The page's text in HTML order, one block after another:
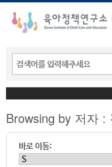
Browsing by 저자 :
바로 이동: